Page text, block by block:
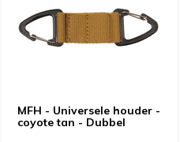
MFH - Universele houder -
coyote tan - Dubbel